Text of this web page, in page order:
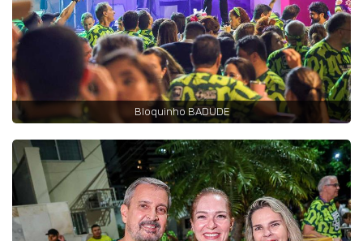
Bloquinho BADUDE